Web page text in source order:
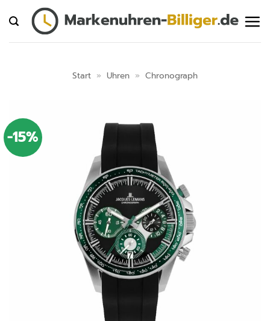
Inhalt
springen
Start » Uhren » Chronograph
-15%